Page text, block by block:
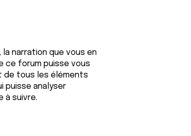
narration que vous en
ce forum puisse vous
de tous les éléments
puisse analyser
à suivre.